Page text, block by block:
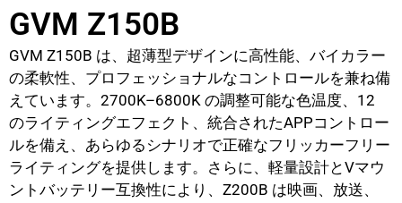
GVM Z150B
GVM Z150B は、超薄型デザインに高性能、バイカラー
の柔軟性、プロフェッショナルなコントロールを兼ね備
えています。2700K–6800K の調整可能な色温度、12
のライティングエフェクト、統合されたAPPコントロー
ルを備え、あらゆるシナリオで正確なフリッカーフリー
ライティングを提供します。さらに、軽量設計とVマウ
ントバッテリー互換性により、Z200B は映画、放送、